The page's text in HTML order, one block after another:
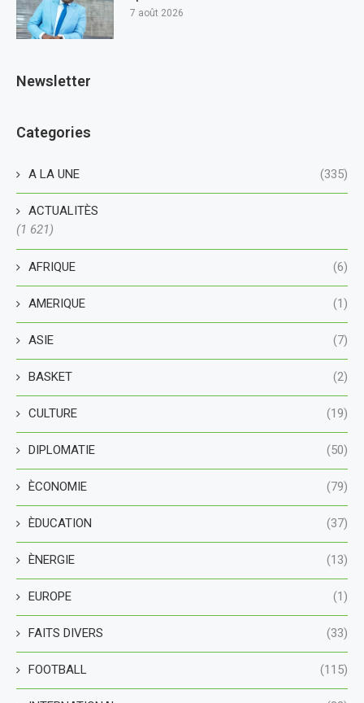
7 août 2026
Newsletter
Categories
A LA UNE (335)
ACTUALITÈS
(1 621)
AFRIQUE (6)
AMERIQUE (1)
ASIE (7)
BASKET (2)
CULTURE (19)
DIPLOMATIE (50)
ÈCONOMIE (79)
ÈDUCATION (37)
ÈNERGIE (13)
EUROPE (1)
FAITS DIVERS (33)
FOOTBALL (115)